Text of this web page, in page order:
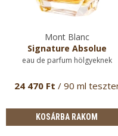
Mont Blanc
Signature Absolue
eau de parfum hölgyeknek
24 470 Ft / 90 ml
KOSÁRBA RAKOM